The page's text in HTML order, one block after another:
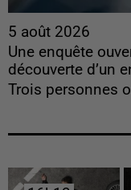
5 août 2026
Une enquête
découverte d’un
Trois personnes